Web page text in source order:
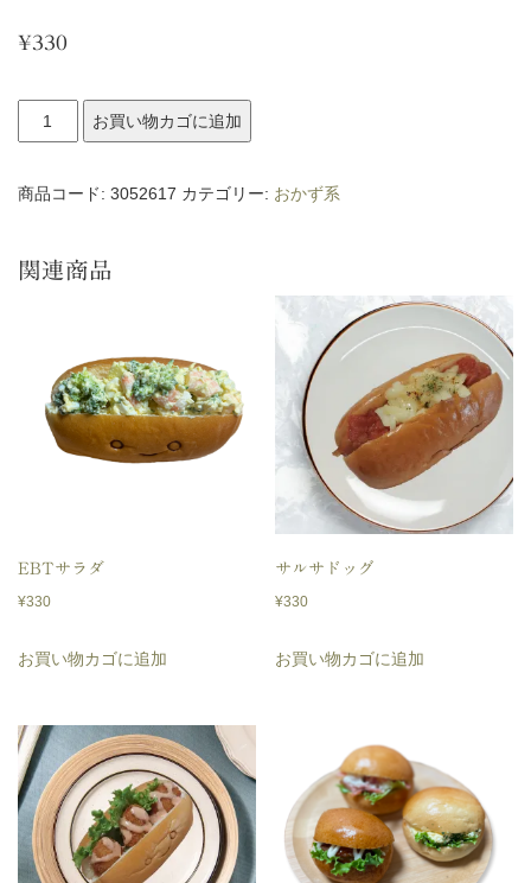
¥330
や
チ
お買い物カゴに追加
商品コード: 3052617 カテゴリー: おかず系
関連商品
EBTサラダ
¥330
お買い物カゴに追加
サルサドッグ
¥330
お買い物カゴに追加